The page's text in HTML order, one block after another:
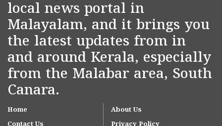
local news portal in
Malayalam, and it brings you
the latest updates from in
and around Kerala, especially
from the Malabar area, South
Canara.
Home
About Us